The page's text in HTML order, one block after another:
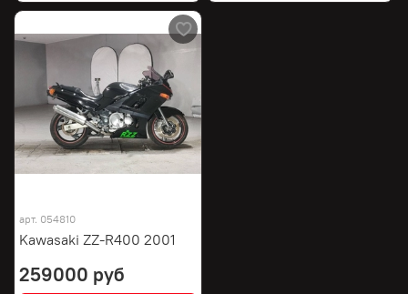
арт. 054810
Kawasaki ZZ-R400 2001
259000 руб